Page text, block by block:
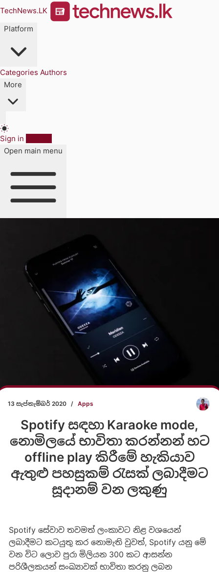
TechNews.LK
Platform
Categories Authors
More
Sign in
Open main menu
13 සැප්තැම්බර් 2020 / Apps
Spotify සඳහා Karaoke mode,
නොමිලයේ භාවිතා කරන්නන් හට
offline play කිරීමේ හැකියාව
ඇතුළු පහසුකම් රැසක් ලබාදීමට
සූදානම් වන ලකුණු
Spotify සේවාව තවමත් ලංකාවට නිළ වශයෙන්
ලබාදීමට කටයුතු කර නොමැති වුවත්, Spotify යනු මේ
වන විට ලොව පුරා මිලියන 300 කට ආසන්න
පරිශීලකයන් සංඛ්‍යාවක් භාවිතා කරනු ලබන